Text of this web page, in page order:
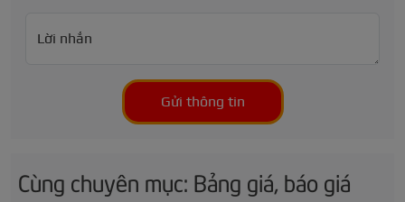
Lời nhắn
Gửi thông tin
Cùng chuyên mục: Bảng giá, báo giá